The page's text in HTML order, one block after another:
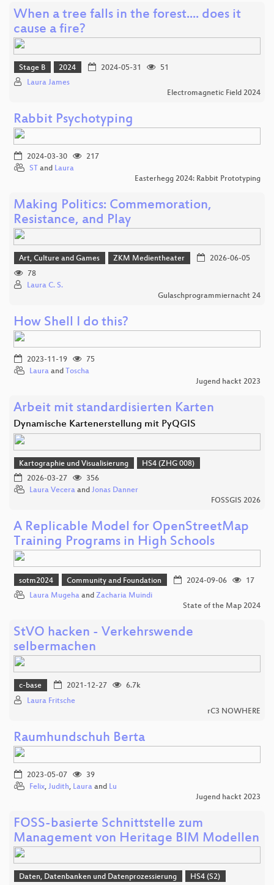
When a tree falls in the forest.... does it
cause a fire?
Stage B 2024 2024-05-31
51
Laura James
Electromagnetic Field 2024
Rabbit Psychotyping
2024-03-30
217
ST and Laura
Easterhegg 2024: Rabbit Prototyping
Making Politics: Commemoration,
Resistance, and Play
Art, Culture and Games ZKM Medientheater
2026-06-05
78
Laura C. S.
Gulaschprogrammiernacht 24
How Shell I do this?
2023-11-19
75
Laura and Toscha
Jugend hackt 2023
Arbeit mit standardisierten Karten
Dynamische Kartenerstellung mit PyQGIS
Kartographie und Visualisierung
HS4 (ZHG 008)
2026-03-27
356
Laura Vecera and Jonas Danner
FOSSGIS 2026
A Replicable Model for OpenStreetMap
Training Programs in High Schools
sotm2024 Community and Foundation 2024-09-06
17
Laura Mugeha and Zacharia Muindi
State of the Map 2024
StVO hacken - Verkehrswende
selbermachen
c-base 2021-12-27
6.7k
Laura Fritsche
rC3 NOWHERE
Raumhundschuh Berta
2023-05-07
39
Felix, Judith, Laura and Lu
Jugend hackt 2023
FOSS-basierte Schnittstelle zum
Management von Heritage BIM Modellen
Daten, Datenbanken und Datenprozessierung HS4 (S2)